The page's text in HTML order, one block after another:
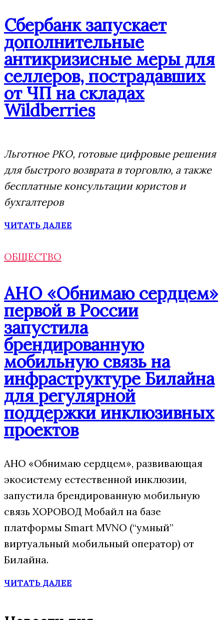
Сбербанк запускает
дополнительные
антикризисные меры для
селлеров, пострадавших
от ЧП на складах
Wildberries
Льготное РКО, готовые цифровые решения
для быстрого возврата в торговлю, а также
бесплатные консультации юристов и
бухгалтеров
ЧИТАТЬ ДАЛЕЕ
ОБЩЕСТВО
АНО «Обнимаю сердцем»
первой в России
запустила
брендированную
мобильную связь на
инфраструктуре Билайна
для регулярной
поддержки инклюзивных
проектов
АНО «Обнимаю сердцем», развивающая
экосистему естественной инклюзии,
запустила брендированную мобильную
связь ХОРОВОД Мобайл на базе
платформы Smart MVNO (“умный”
виртуальный мобильный оператор) от
Билайна.
ЧИТАТЬ ДАЛЕЕ